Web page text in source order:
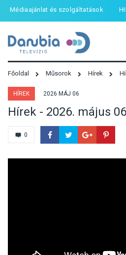
Médiaajánlat és szolgáltatások
Főoldal Műsorok Hírek
HÍREK 2026 MÁJ 06
Hírek - 2026. május
0